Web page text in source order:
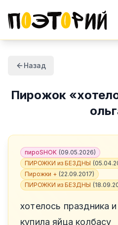
Назад
Пирожок «
пироSHOK (09.05.2026)
ПИРОЖКИ из БЕЗДНЫ (
Пирожки + (22.09.2017)
ПИРОЖКИ из БЕЗДНЫ (
хотелось праздника и
купила яйца колбасу